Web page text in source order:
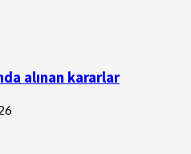
alınan kararlar